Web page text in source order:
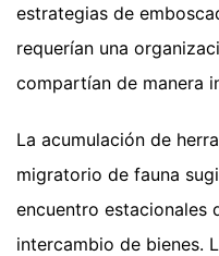
estrategias de
requerían una
compartían de manera
La acumulación de
migratorio de fauna
encuentro estacionales
intercambio de bienes.